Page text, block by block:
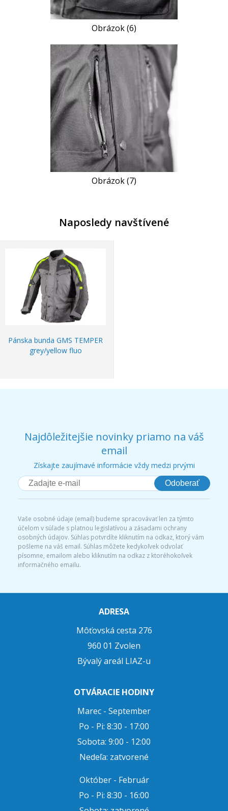
Obrázok (6)
Obrázok (7)
Naposledy navštívené
Pánska bunda GMS TEMPER
grey/yellow fluo
Najdôležitejšie novinky priamo na váš
email
Získajte zaujímavé informácie vždy medzi prvými
Odoberať
Vaše osobné údaje (email) budeme spracovávať len za týmto
účelom v súlade s platnou legislatívou a zásadami ochrany
osobných údajov. Súhlas potvrdíte kliknutím na odkaz, ktorý vám
pošleme na váš email. Súhlas môžete kedykoľvek odvolať
písomne, emailom alebo kliknutím na odkaz z ktoréhokoľvek
informačného emailu.
ADRESA
Môťovská cesta 276
960 01 Zvolen
Bývalý areál LIAZ-u
OTVÁRACIE HODINY
Marec - September
Po - Pi: 8:30 - 17:00
Sobota: 9:00 - 12:00
Nedeľa: zatvorené
Október - Február
Po - Pi: 8:30 - 16:00